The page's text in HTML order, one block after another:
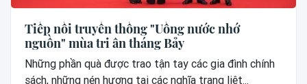
Tiếp nối truyền thống "Uống nước nhớ
nguồn" mùa tri ân tháng Bảy
Những phần quà được trao tận tay các gia đình chính
sách, những nén hương tại các nghĩa trang liệt...